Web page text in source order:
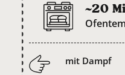
~20
mit Dampf